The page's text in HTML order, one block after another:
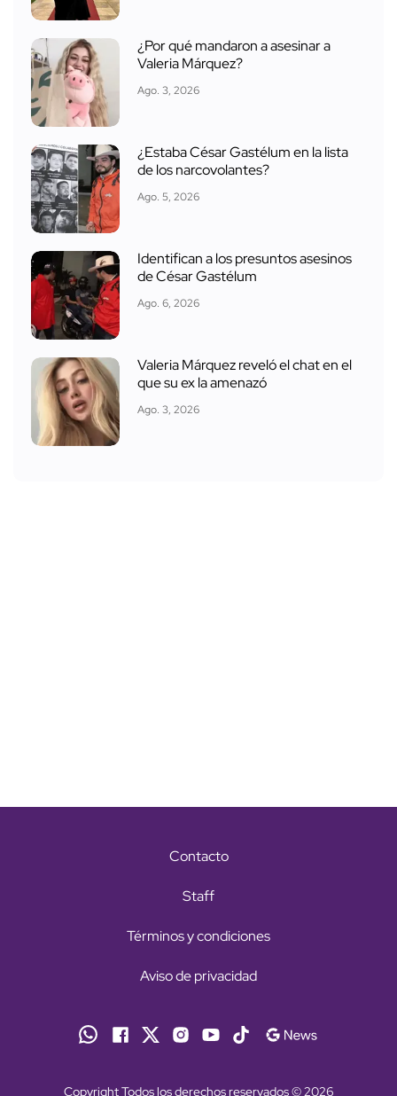
¿Por qué mandaron a asesinar a
Valeria Márquez?
Ago. 3, 2026
¿Estaba César Gastélum en la lista
de los narcovolantes?
Ago. 5, 2026
Identifican a los presuntos asesinos
de César Gastélum
Ago. 6, 2026
Valeria Márquez reveló el chat en el
que su ex la amenazó
Ago. 3, 2026
Contacto
Staff
Términos y condiciones
Aviso de privacidad
Copyright Todos los derechos reservados © 2026